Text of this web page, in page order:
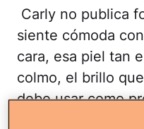
Carly no publica
siente cómoda
cara, esa piel tan
colmo, el brillo
debe usar como